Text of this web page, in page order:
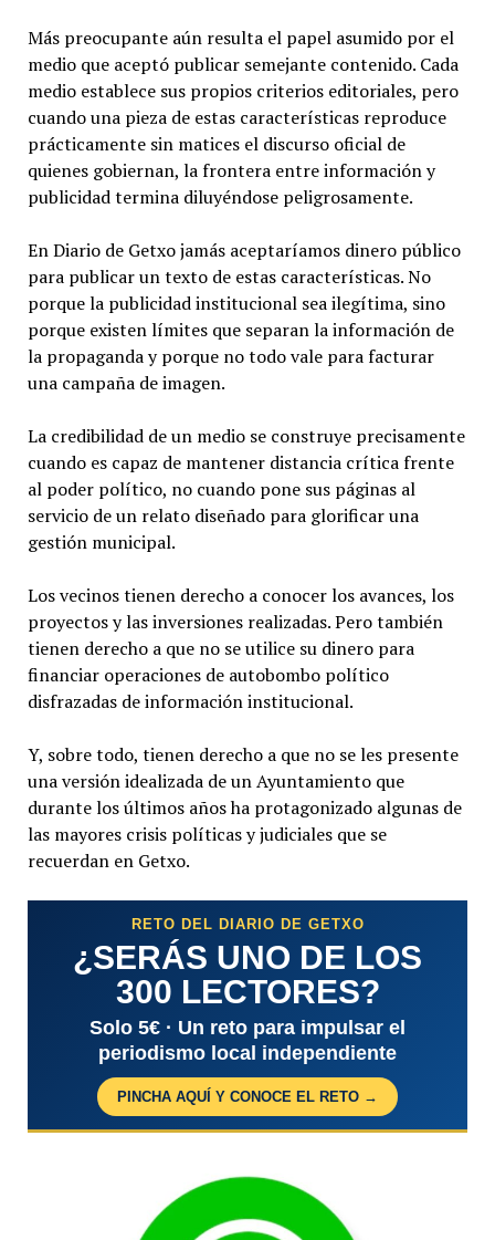
Más preocupante aún resulta el papel asumido por el
medio que aceptó publicar semejante contenido. Cada
medio establece sus propios criterios editoriales, pero
cuando una pieza de estas características reproduce
prácticamente sin matices el discurso oficial de
quienes gobiernan, la frontera entre información y
publicidad termina diluyéndose peligrosamente.
En Diario de Getxo jamás aceptaríamos dinero público
para publicar un texto de estas características. No
porque la publicidad institucional sea ilegítima, sino
porque existen límites que separan la información de
la propaganda y porque no todo vale para facturar
una campaña de imagen.
La credibilidad de un medio se construye precisamente
cuando es capaz de mantener distancia crítica frente
al poder político, no cuando pone sus páginas al
servicio de un relato diseñado para glorificar una
gestión municipal.
Los vecinos tienen derecho a conocer los avances, los
proyectos y las inversiones realizadas. Pero también
tienen derecho a que no se utilice su dinero para
financiar operaciones de autobombo político
disfrazadas de información institucional.
Y, sobre todo, tienen derecho a que no se les presente
una versión idealizada de un Ayuntamiento que
durante los últimos años ha protagonizado algunas de
las mayores crisis políticas y judiciales que se
recuerdan en Getxo.
RETO DEL DIARIO DE GETXO
¿SERÁS UNO DE LOS
300 LECTORES?
Solo 5€ · Un reto para impulsar el
periodismo local independiente
PINCHA AQUÍ Y CONOCE EL RETO →